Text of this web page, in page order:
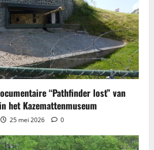
“Pathfinder lost” van
het Kazemattenmuseum
25 mei 2026 0